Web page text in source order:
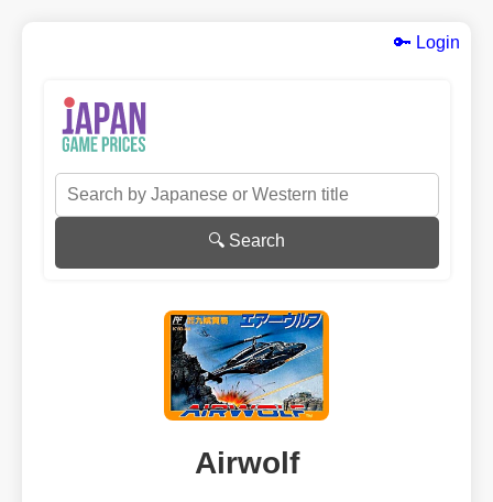
🔑 Login
🔍 Search
Airwolf